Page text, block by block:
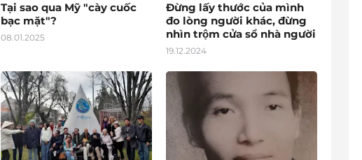
Tại sao qua Mỹ "cày cuốc
bạc mặt"?
08.01.2025
Đừng lấy thước của mình
đo lòng người khác, đừng
nhìn trộm cửa sổ nhà người
19.12.2024